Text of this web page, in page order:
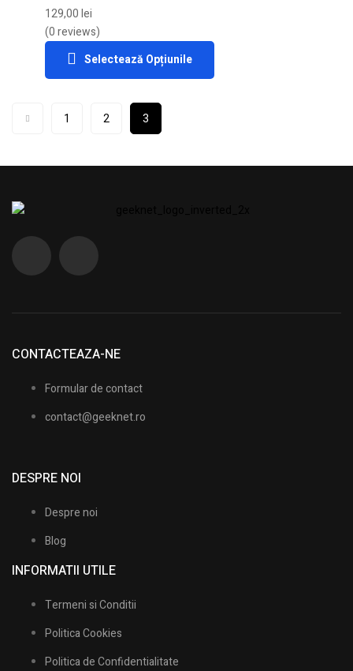
129,00lei
(0 reviews)
Selectează Opțiunile
1 2 3
CONTACTEAZA-NE
Formular de contact
contact@geeknet.ro
DESPRE NOI
Despre noi
Blog
INFORMATII UTILE​
Termeni si Conditii
Politica Cookies
Politica de Confidentialitate